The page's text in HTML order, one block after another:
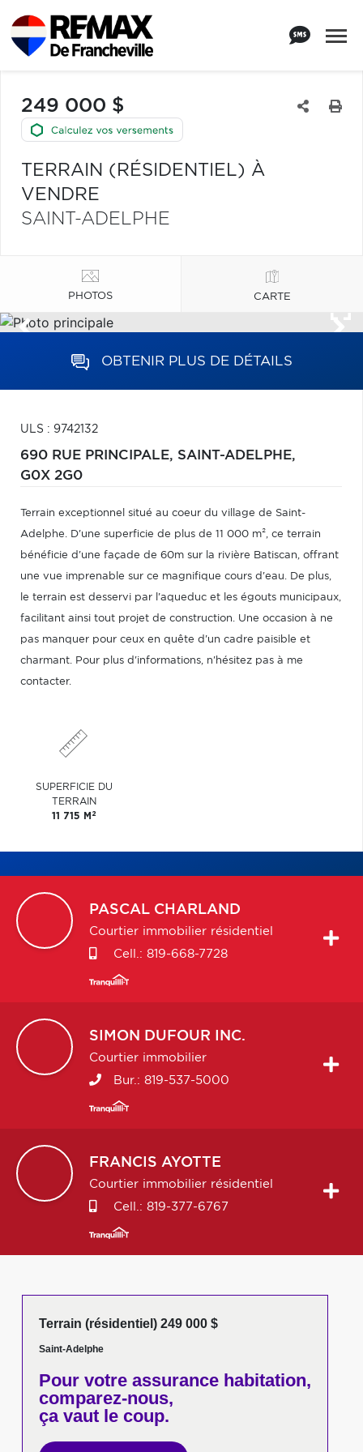
249 000 $
TERRAIN (RÉSIDENTIEL) À
VENDRE
SAINT-ADELPHE
PHOTOS CARTE
OBTENIR PLUS DE DÉTAILS
ULS : 9742132
690 RUE PRINCIPALE, SAINT-ADELPHE,
G0X 2G0
Terrain exceptionnel situé au coeur du village de Saint-
Adelphe. D'une superficie de plus de 11 000 m², ce terrain
bénéficie d'une façade de 60m sur la rivière Batiscan, offrant
une vue imprenable sur ce magnifique cours d'eau. De plus,
le terrain est desservi par l'aqueduc et les égouts municipaux,
facilitant ainsi tout projet de construction. Une occasion à ne
pas manquer pour ceux en quête d'un cadre paisible et
charmant. Pour plus d'informations, n'hésitez pas à me
contacter.
SUPERFICIE DU
TERRAIN
11 715 M 2
PASCAL CHARLAND
Courtier immobilier résidentiel
Cell.: 819-668-7728
SIMON DUFOUR INC.
Courtier immobilier
Bur.: 819-537-5000
FRANCIS AYOTTE
Courtier immobilier résidentiel
Cell.: 819-377-6767
Terrain (résidentiel) 249 000 $
Saint-Adelphe
Pour votreassurance habitation,
comparez-nous,
ça vaut le coup.